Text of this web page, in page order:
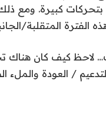
كبيرة. ومع
المتقلبة/
لاحظ كيف كان هناك
/ العودة